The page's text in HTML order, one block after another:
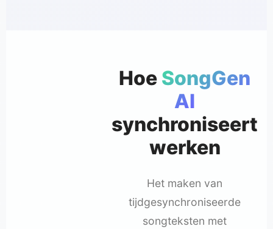
Hoe SongGen
AI
synchroniseert
werken
Het maken van
tijdgesynchroniseerde
songteksten met